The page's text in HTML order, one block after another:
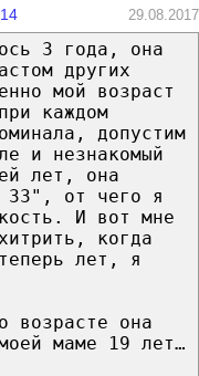
29.08.2017
3 года, она
других
мой возраст
каждом
допустим
и незнакомый
лет, она
33", от чего я
И вот мне
когда
лет, я
возрасте она
маме 19 лет…